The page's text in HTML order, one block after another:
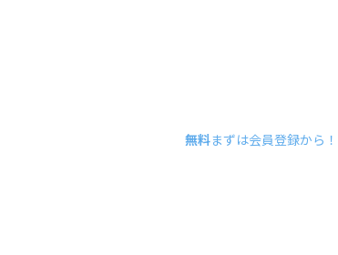
無料まずは会員登録から！